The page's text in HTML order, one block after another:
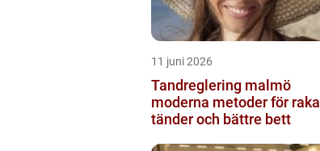
11 juni 2026
Tandreglering malmö
moderna metoder för raka
tänder och bättre bett